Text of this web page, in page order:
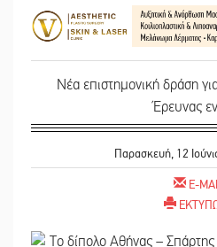
Νέα επιστημονική δράση
Έρευνας
Παρασκευή, 12
E-